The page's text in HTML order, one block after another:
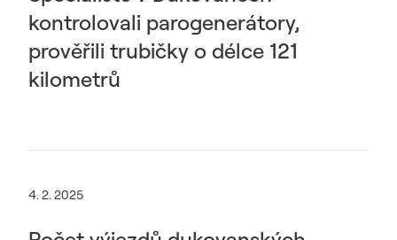
kontrolovali parogenerátory,
prověřili trubičky o délce 121
kilometrů
4. 2. 2025